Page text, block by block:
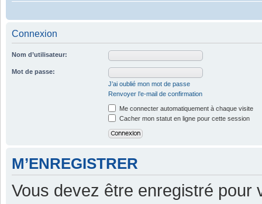
Connexion
Nom d’utilisateur:
Mot de passe:
J’ai oublié mon mot de passe
Renvoyer l’e-mail de confirmation
Me connecter automatiquement à chaque visite
Cacher mon statut en ligne pour cette session
M’ENREGISTRER
Vous devez être enregistré pour